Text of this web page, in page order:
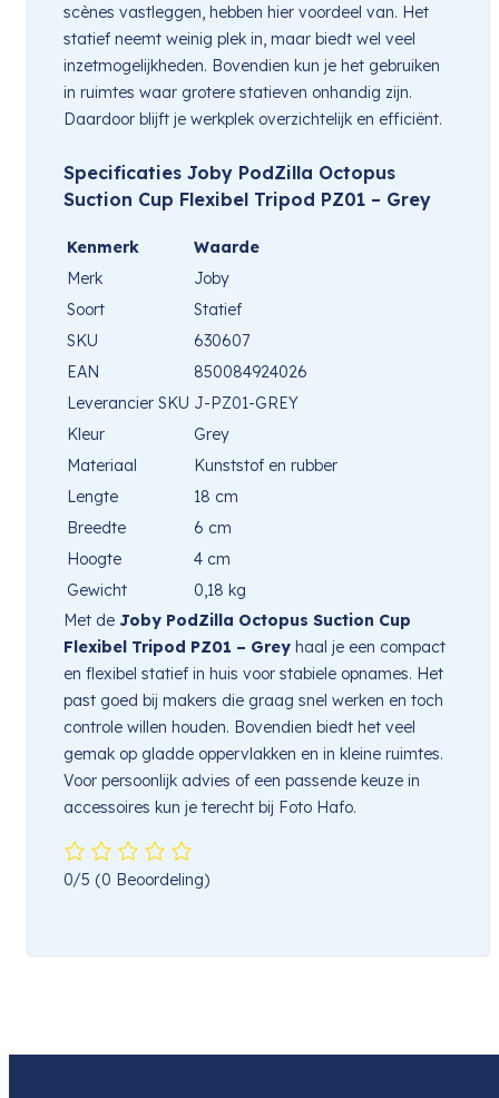
scènes vastleggen, hebben hier voordeel van. Het
statief neemt weinig plek in, maar biedt wel veel
inzetmogelijkheden. Bovendien kun je het gebruiken
in ruimtes waar grotere statieven onhandig zijn.
Daardoor blijft je werkplek overzichtelijk en efficiënt.
Specificaties Joby PodZilla Octopus
Suction Cup Flexibel Tripod PZ01 – Grey
Kenmerk
Waarde
Merk
Joby
Soort
Statief
SKU
630607
EAN
850084924026
Leverancier SKU J-PZ01-GREY
Kleur
Grey
Materiaal
Kunststof en rubber
Lengte
18 cm
Breedte
6 cm
Hoogte
4 cm
Gewicht
0,18 kg
Met de Joby PodZilla Octopus Suction Cup
Flexibel Tripod PZ01 – Grey haal je een compact
en flexibel statief in huis voor stabiele opnames. Het
past goed bij makers die graag snel werken en toch
controle willen houden. Bovendien biedt het veel
gemak op gladde oppervlakken en in kleine ruimtes.
Voor persoonlijk advies of een passende keuze in
accessoires kun je terecht bij Foto Hafo.
0/5 (0 Beoordeling)